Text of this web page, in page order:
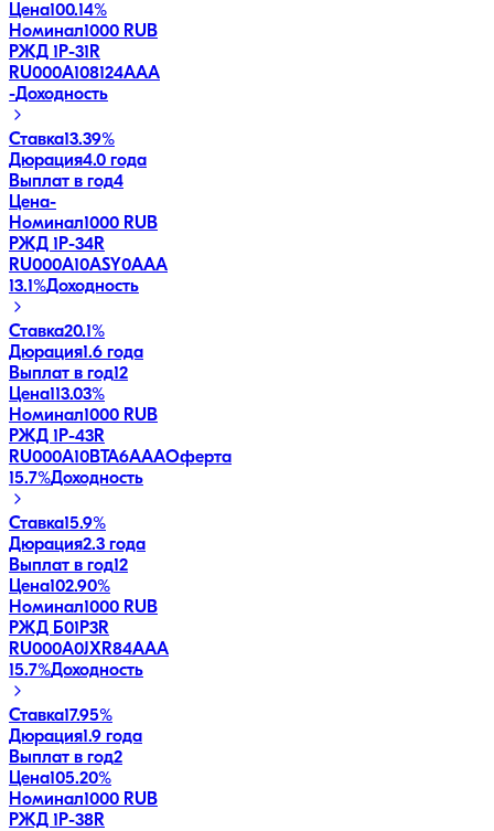
Цена100.14%
Номинал1000 RUB
РЖД 1Р-31R
RU000A108124AAA
-Доходность
Ставка13.39%
Дюрация4.0 года
Выплат в год4
Цена-
Номинал1000 RUB
РЖД 1Р-34R
RU000A10ASY0AAA
13.1%Доходность
Ставка20.1%
Дюрация1.6 года
Выплат в год12
Цена113.03%
Номинал1000 RUB
РЖД 1Р-43R
RU000A10BTA6AAAОферта
15.7%Доходность
Ставка15.9%
Дюрация2.3 года
Выплат в год12
Цена102.90%
Номинал1000 RUB
РЖД Б01P3R
RU000A0JXR84AAA
15.7%Доходность
Ставка17.95%
Дюрация1.9 года
Выплат в год2
Цена105.20%
Номинал1000 RUB
РЖД 1Р-38R